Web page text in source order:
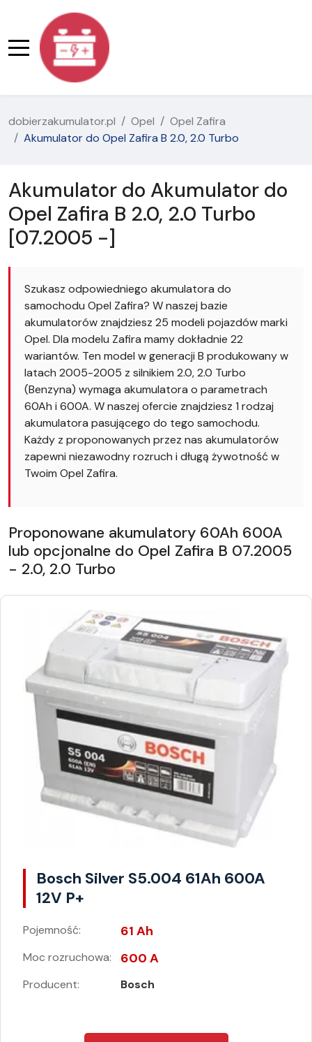
dobierzakumulator.pl Opel
Opel Zafira
Akumulator do Opel Zafira B 2.0, 2.0 Turbo
Akumulator do Akumulator do
Opel Zafira B 2.0, 2.0 Turbo
[07.2005 -]
Szukasz odpowiedniego akumulatora do
samochodu Opel Zafira? W naszej bazie
akumulatorów znajdziesz 25 modeli pojazdów marki
Opel. Dla modelu Zafira mamy dokładnie 22
wariantów. Ten model w generacji B produkowany w
latach 2005-2005 z silnikiem 2.0, 2.0 Turbo
(Benzyna) wymaga akumulatora o parametrach
60Ah i 600A. W naszej ofercie znajdziesz 1 rodzaj
akumulatora pasującego do tego samochodu.
Każdy z proponowanych przez nas akumulatorów
zapewni niezawodny rozruch i długą żywotność w
Twoim Opel Zafira.
Proponowane akumulatory 60Ah 600A
lub opcjonalne do Opel Zafira B 07.2005
- 2.0, 2.0 Turbo
Bosch Silver S5.004 61Ah 600A
12V P+
Pojemność: 61 Ah
Moc rozruchowa: 600 A
Producent: Bosch